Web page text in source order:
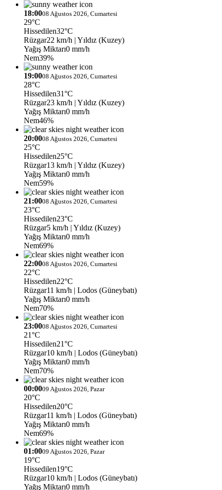
18:0008 Ağustos 2026, Cumartesi
29°C
Hissedilen32°C
Rüzgar22 km/h | Yıldız (Kuzey)
Yağış Miktarı0 mm/h
Nem39%
19:0008 Ağustos 2026, Cumartesi
28°C
Hissedilen31°C
Rüzgar23 km/h | Yıldız (Kuzey)
Yağış Miktarı0 mm/h
Nem46%
20:0008 Ağustos 2026, Cumartesi
25°C
Hissedilen25°C
Rüzgar13 km/h | Yıldız (Kuzey)
Yağış Miktarı0 mm/h
Nem59%
21:0008 Ağustos 2026, Cumartesi
23°C
Hissedilen23°C
Rüzgar5 km/h | Yıldız (Kuzey)
Yağış Miktarı0 mm/h
Nem69%
22:0008 Ağustos 2026, Cumartesi
22°C
Hissedilen22°C
Rüzgar11 km/h | Lodos (Güneybatı)
Yağış Miktarı0 mm/h
Nem70%
23:0008 Ağustos 2026, Cumartesi
21°C
Hissedilen21°C
Rüzgar10 km/h | Lodos (Güneybatı)
Yağış Miktarı0 mm/h
Nem70%
00:0009 Ağustos 2026, Pazar
20°C
Hissedilen20°C
Rüzgar11 km/h | Lodos (Güneybatı)
Yağış Miktarı0 mm/h
Nem69%
01:0009 Ağustos 2026, Pazar
19°C
Hissedilen19°C
Rüzgar10 km/h | Lodos (Güneybatı)
Yağış Miktarı0 mm/h